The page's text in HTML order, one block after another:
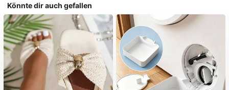
Könnte dir auch gefallen